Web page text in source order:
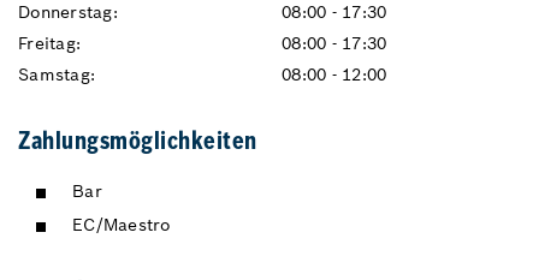
Donnerstag:
08:00 - 17:30
Freitag:
08:00 - 17:30
Samstag:
08:00 - 12:00
Zahlungsmöglichkeiten
Bar
EC/Maestro